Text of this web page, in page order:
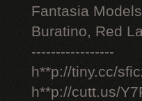
Fantasia
Buratino, Red
-----------------
h**p://tiny.cc/
h**p://cutt.us/